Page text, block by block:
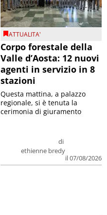
ATTUALITA'
Corpo forestale della
Valle d’Aosta: 12 nuovi
agenti in servizio in 8
stazioni
di
ethienne bredy
il 07/08/2026
Questa mattina, a palazzo
regionale, si è tenuta la
cerimonia di giuramento